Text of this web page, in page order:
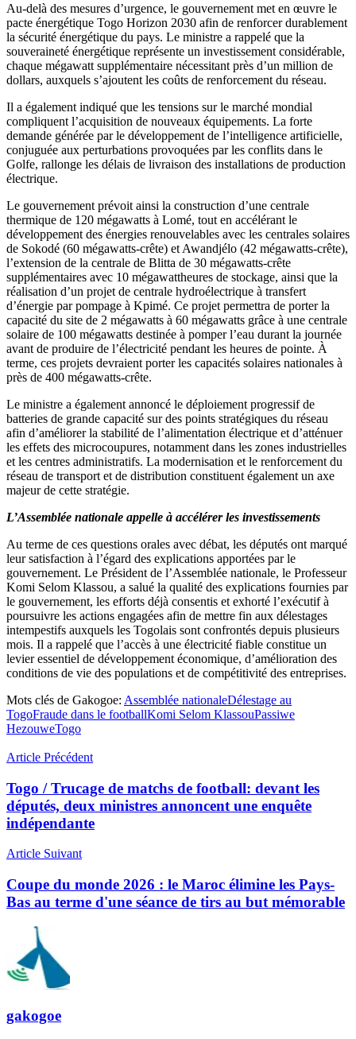
Au-delà des mesures d’urgence, le gouvernement met en œuvre le
pacte énergétique Togo Horizon 2030 afin de renforcer durablement
la sécurité énergétique du pays. Le ministre a rappelé que la
souveraineté énergétique représente un investissement considérable,
chaque mégawatt supplémentaire nécessitant près d’un million de
dollars, auxquels s’ajoutent les coûts de renforcement du réseau.
Il a également indiqué que les tensions sur le marché mondial
compliquent l’acquisition de nouveaux équipements. La forte
demande générée par le développement de l’intelligence artificielle,
conjuguée aux perturbations provoquées par les conflits dans le
Golfe, rallonge les délais de livraison des installations de production
électrique.
Le gouvernement prévoit ainsi la construction d’une centrale
thermique de 120 mégawatts à Lomé, tout en accélérant le
développement des énergies renouvelables avec les centrales solaires
de Sokodé (60 mégawatts-crête) et Awandjélo (42 mégawatts-crête),
l’extension de la centrale de Blitta de 30 mégawatts-crête
supplémentaires avec 10 mégawattheures de stockage, ainsi que la
réalisation d’un projet de centrale hydroélectrique à transfert
d’énergie par pompage à Kpimé. Ce projet permettra de porter la
capacité du site de 2 mégawatts à 60 mégawatts grâce à une centrale
solaire de 100 mégawatts destinée à pomper l’eau durant la journée
avant de produire de l’électricité pendant les heures de pointe. À
terme, ces projets devraient porter les capacités solaires nationales à
près de 400 mégawatts-crête.
Le ministre a également annoncé le déploiement progressif de
batteries de grande capacité sur des points stratégiques du réseau
afin d’améliorer la stabilité de l’alimentation électrique et d’atténuer
les effets des microcoupures, notamment dans les zones industrielles
et les centres administratifs. La modernisation et le renforcement du
réseau de transport et de distribution constituent également un axe
majeur de cette stratégie.
L’Assemblée nationale appelle à accélérer les investissements
Au terme de ces questions orales avec débat, les députés ont marqué
leur satisfaction à l’égard des explications apportées par le
gouvernement. Le Président de l’Assemblée nationale, le Professeur
Komi Selom Klassou, a salué la qualité des explications fournies par
le gouvernement, les efforts déjà consentis et exhorté l’exécutif à
poursuivre les actions engagées afin de mettre fin aux délestages
intempestifs auxquels les Togolais sont confrontés depuis plusieurs
mois. Il a rappelé que l’accès à une électricité fiable constitue un
levier essentiel de développement économique, d’amélioration des
conditions de vie des populations et de compétitivité des entreprises.
Mots clés de Gakogoe: Assemblée nationaleDélestage au
TogoFraude dans le footballKomi Selom KlassouPassiwe
HezouweTogo
Article Précédent
Togo / Trucage de matchs de football: devant les
députés, deux ministres annoncent une enquête
indépendante
Article Suivant
Coupe du monde 2026 : le Maroc élimine les Pays-
Bas au terme d'une séance de tirs au but mémorable
gakogoe